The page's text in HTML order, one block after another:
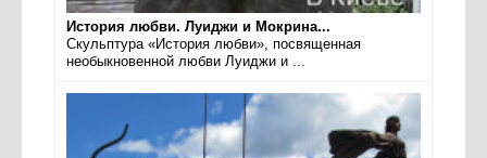
История любви. Луиджи и Мокрина...
Скульптура «История любви», посвященная
необыкновенной любви Луиджи и ...